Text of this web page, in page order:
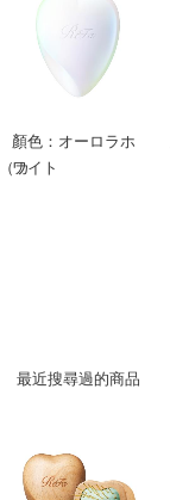
顏色：オーロラホ
ワイト
カ
最近搜尋過的商品